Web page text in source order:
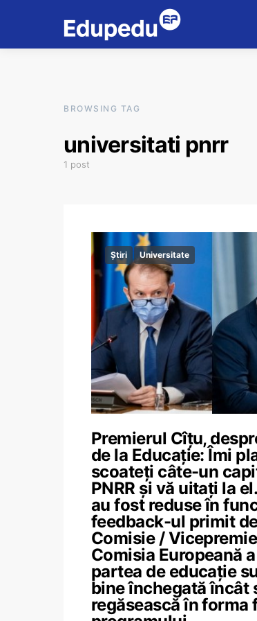
BROWSING TAG
universitati pnrr
1 post
Știri Universitate
Premierul Cîțu,
de la Educație: Îmi
scoateți câte-un
PNRR și vă uitați la
au fost reduse în
feedback-ul primit
Comisie /
Comisia Europeană
partea de educație
bine închegată încât
regăsească în forma